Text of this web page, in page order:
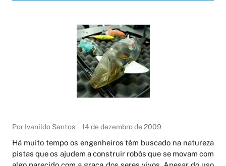
Por Ivanildo Santos 14 de dezembro de 2009
Há muito tempo os engenheiros têm buscado na natureza
pistas que os ajudem a construir robôs que se movam com